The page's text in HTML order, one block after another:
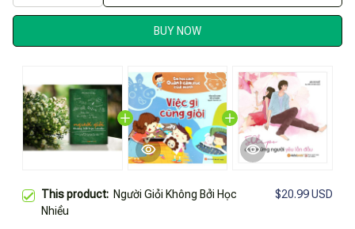
BUY NOW
This product: Người Giỏi Không Bởi Học
Nhiều
$20.99 USD